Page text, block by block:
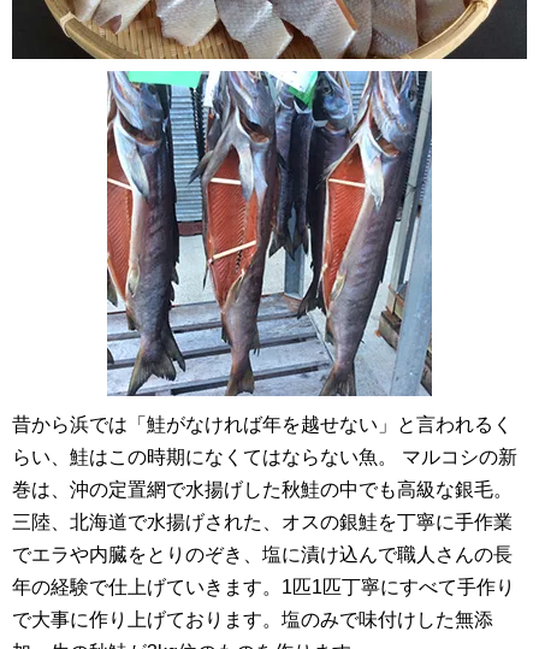
昔から浜では「鮭がなければ年を越せない」と言われるく
らい、鮭はこの時期になくてはならない魚。 マルコシの新
巻は、沖の定置網で水揚げした秋鮭の中でも高級な銀毛。
三陸、北海道で水揚げされた、オスの銀鮭を丁寧に手作業
でエラや内臓をとりのぞき、塩に漬け込んで職人さんの長
年の経験で仕上げていきます。1匹1匹丁寧にすべて手作り
で大事に作り上げております。塩のみで味付けした無添